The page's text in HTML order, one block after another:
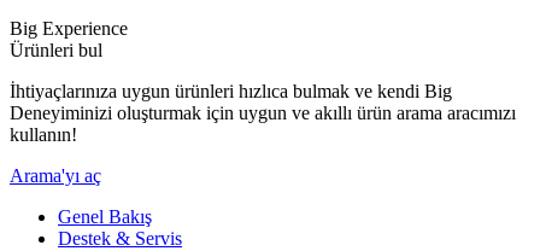
Big Experience
Ürünleri bul
İhtiyaçlarınıza uygun ürünleri hızlıca bulmak ve kendi Big
Deneyiminizi oluşturmak için uygun ve akıllı ürün arama aracımızı
kullanın!
Arama'yı aç
Genel Bakış
Destek & Servis